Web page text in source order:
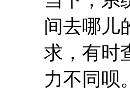
间去哪儿
求，有时
力不同呗